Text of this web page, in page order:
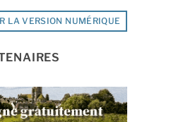
LA VERSION NUMÉRIQUE